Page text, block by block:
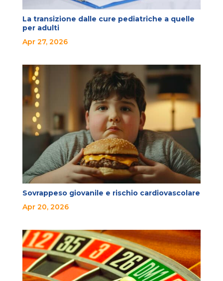
La transizione dalle cure pediatriche a quelle
per adulti
Apr 27, 2026
Sovrappeso giovanile e rischio cardiovascolare
Apr 20, 2026